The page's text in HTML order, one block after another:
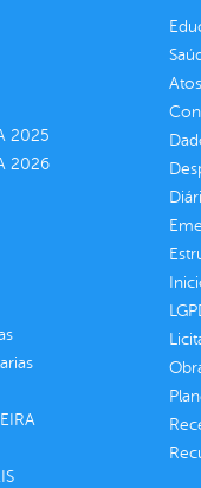
2025
2026